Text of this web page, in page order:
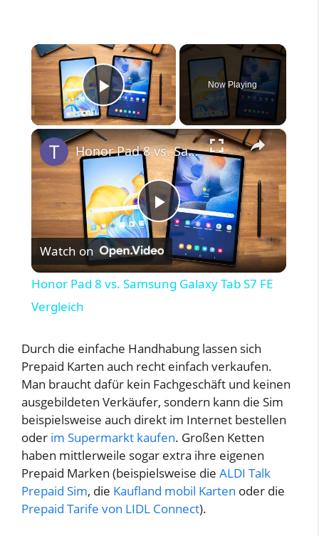
×
Play Video
Now Playing
×
P
l
y
V
i
d
e
Honor Pad 8 vs. Samsung Galaxy Tab S7 FE Vergleich
Watch on
Honor Pad 8 vs. Samsung Galaxy Tab S7 FE
Vergleich
Durch die einfache Handhabung lassen sich
Prepaid Karten auch recht einfach verkaufen.
Man braucht dafür kein Fachgeschäft und keinen
ausgebildeten Verkäufer, sondern kann die Sim
beispielsweise auch direkt im Internet bestellen
oder im Supermarkt kaufen. Großen Ketten
haben mittlerweile sogar extra ihre eigenen
Prepaid Marken (beispielsweise die ALDI Talk
Prepaid Sim, die Kaufland mobil Karten oder die
Prepaid Tarife von LIDL Connect).